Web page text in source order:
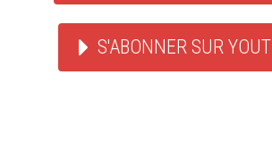
S'ABONNER SUR